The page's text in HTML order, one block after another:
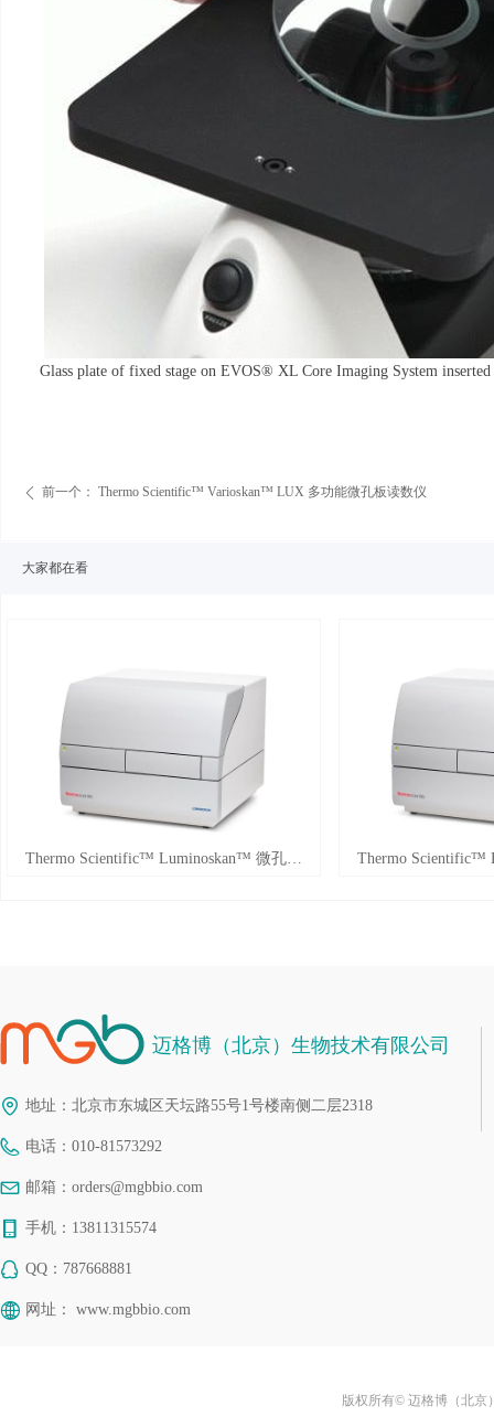
Glass plate of fixed stage on EVOS® XL Core Imaging System
ꄴ 前一个： Thermo Scientific™ Varioskan™ LUX 多功能微孔板读数仪
大家都在看
Thermo Scientific™ Luminoskan™ 微孔板
Thermo Scientific™
迈格博（北京）生物技术有限公司
地址： 北京市东城区天坛路55号1号楼南侧二层2318
电话： 010-81573292
邮箱： orders@mgbbio.com
手机： 13811315574
QQ： 787668881
网址： www.mgbbio.com
版权所有© 迈格博（北京